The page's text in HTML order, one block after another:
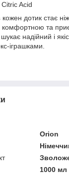
Acid
кожен дотик стає
комфортною та
надійний і
іграшками.
Orion
1000 мл